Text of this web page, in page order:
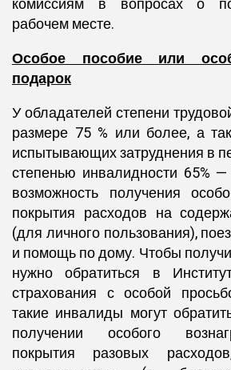
комиссиям в вопросах о
рабочем месте.
Особое пособие или
подарок
У обладателей степени
размере 75 % или более, а
испытывающих затруднения в
степенью инвалидности 65% —
возможность получения
покрытия расходов на
(для личного пользования),
и помощь по дому. Чтобы
нужно обратиться в
страхования с особой
такие инвалиды могут
получении особого
покрытия разовых